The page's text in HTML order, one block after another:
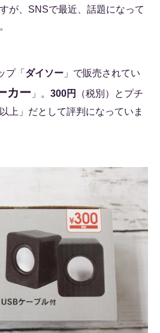
が、SNSで最近、話題になって
プ「 ダイソー 」で販売されてい
カー 」。 300円
（税別）とプチ
上」だとして評判になっていま